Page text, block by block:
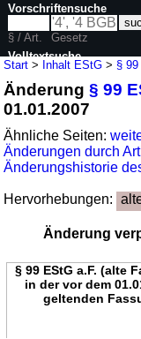
Start > Inhalt EStG > § 99
Änderung§ 99
01.01.2007
Ähnliche Seiten:
Änderungen durch
Änderungshistorie
Hervorhebungen:
Änderung
§ 99 EStG a.F. (alte
in der vor dem
geltenden
Vorschriftensuche
§ / Art.
Gesetz
Volltextsuche
nur in EStG